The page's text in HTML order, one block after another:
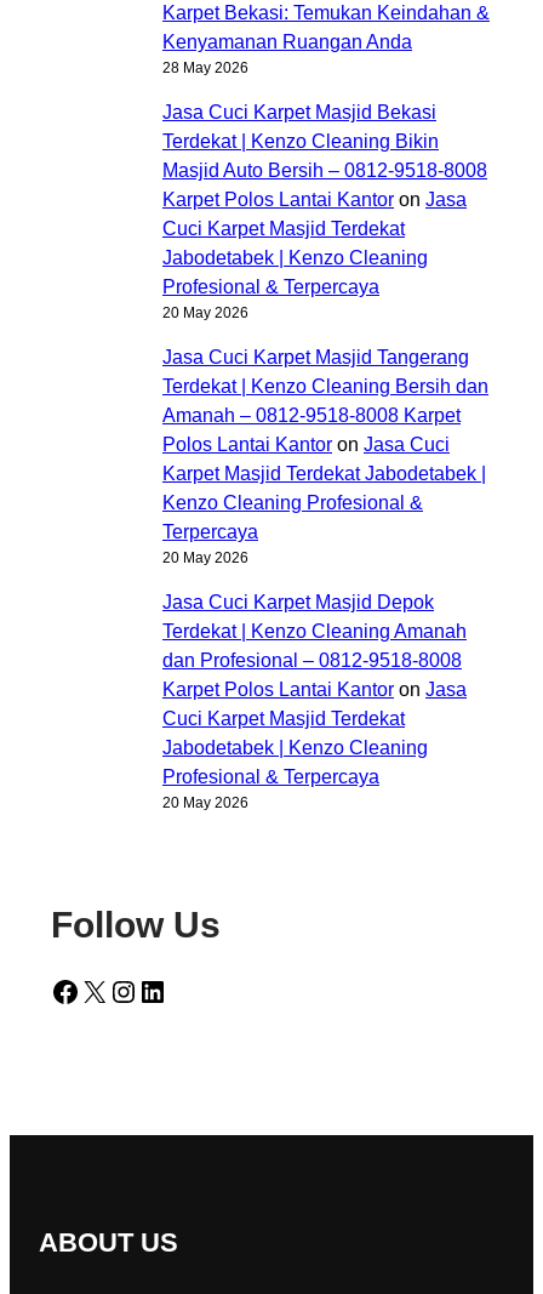
Karpet Bekasi: Temukan Keindahan &
Kenyamanan Ruangan Anda
28 May 2026
Jasa Cuci Karpet Masjid Bekasi
Terdekat | Kenzo Cleaning Bikin
Masjid Auto Bersih – 0812-9518-8008
Karpet Polos Lantai Kantor on Jasa
Cuci Karpet Masjid Terdekat
Jabodetabek | Kenzo Cleaning
Profesional & Terpercaya
20 May 2026
Jasa Cuci Karpet Masjid Tangerang
Terdekat | Kenzo Cleaning Bersih dan
Amanah – 0812-9518-8008 Karpet
Polos Lantai Kantor on Jasa Cuci
Karpet Masjid Terdekat Jabodetabek |
Kenzo Cleaning Profesional &
Terpercaya
20 May 2026
Jasa Cuci Karpet Masjid Depok
Terdekat | Kenzo Cleaning Amanah
dan Profesional – 0812-9518-8008
Karpet Polos Lantai Kantor on Jasa
Cuci Karpet Masjid Terdekat
Jabodetabek | Kenzo Cleaning
Profesional & Terpercaya
20 May 2026
Follow Us
Facebook X Instagram LinkedIn
ABOUT US